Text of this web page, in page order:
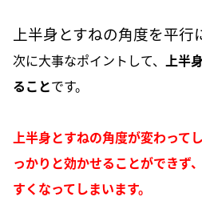
上半身とすねの角度を平行
次に大事なポイントして、 上半
ることです。
上半身とすねの角度が変わって
っかりと効かせることができず
すくなってしまいます。